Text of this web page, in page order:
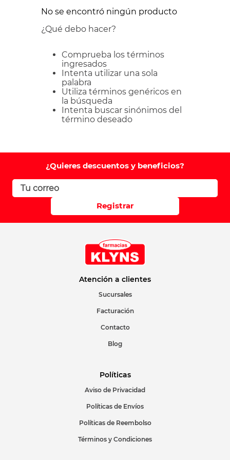
No se encontró ningún producto
¿Qué debo hacer?
Comprueba los términos
ingresados
Intenta utilizar una sola
palabra
Utiliza términos genéricos en
la búsqueda
Intenta buscar sinónimos del
término deseado
¿Quieres descuentos y beneficios?
Registrar
Atención a clientes
Sucursales
Facturación
Contacto
Blog
Políticas
Aviso de Privacidad
Políticas de Envíos
Políticas de Reembolso
Términos y Condiciones